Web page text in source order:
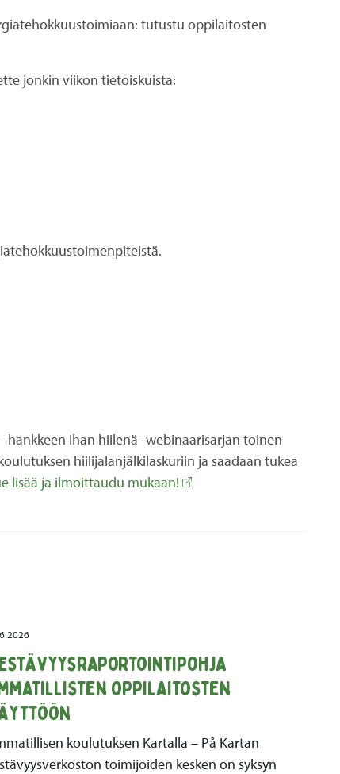
tutustu oppilaitosten
jonkin viikon tietoiskuista:
Ihan hiilenä -webinaarisarjan toinen
hiilijalanjälkilaskuriin ja saadaan tukea
lisää ja ilmoittaudu mukaan!
oppilaitosten
koulutuksen Kartalla – På Kartan
toimijoiden kesken on syksyn